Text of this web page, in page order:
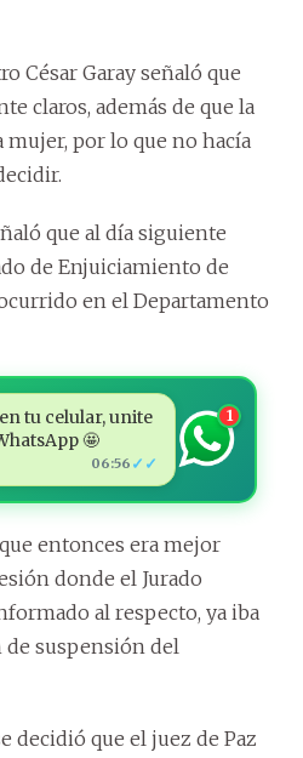
César Garay señaló que
claros, además de que la
por lo que no hacía
que al día siguiente
de Enjuiciamiento de
en el Departamento
tu celular, unite
🤩
06:56 ✓✓
1
entonces era mejor
donde el Jurado
al respecto, ya iba
suspensión del
decidió que el juez de Paz